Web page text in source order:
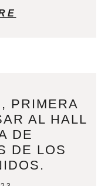
PRIMERA
AL HALL
DE
DE LOS